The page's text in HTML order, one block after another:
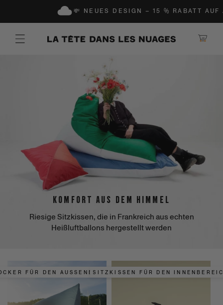
UND ZUM INHALT GEHEN
💸 NEUES DESIGN – 15 % RABATT AUF
Warenkorb
Komfort aus dem Himmel
Riesige Sitzkissen, die in Frankreich aus echten
Heißluftballons hergestellt werden
FÜR DEN AUSSENBEREICHSITZKISSEN FÜR DEN